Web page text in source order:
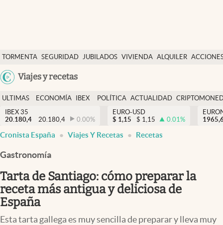
TORMENTA SEGURIDAD JUBILADOS VIVIENDA ALQUILER
USA
Viajes y recetas
Economía y finanzas
Política
Actualidad
Criptomonedas
España
ULTIMAS
NOTICIAS
ECONOMÍA
FINANZAS
IBEX
EURO
POLÍTICA ACTUALIDAD
IBEX 35
20.180,4
20.180,4 0.00%
EURO-USD
$ 1,15 $ 1,15 0.01%
Cronista España Viajes Y Recetas Recetas
Gastronomía
Tarta de Santiago: cómo preparar la
receta más antigua y deliciosa de
España
Esta tarta gallega es muy sencilla de preparar y lleva muy